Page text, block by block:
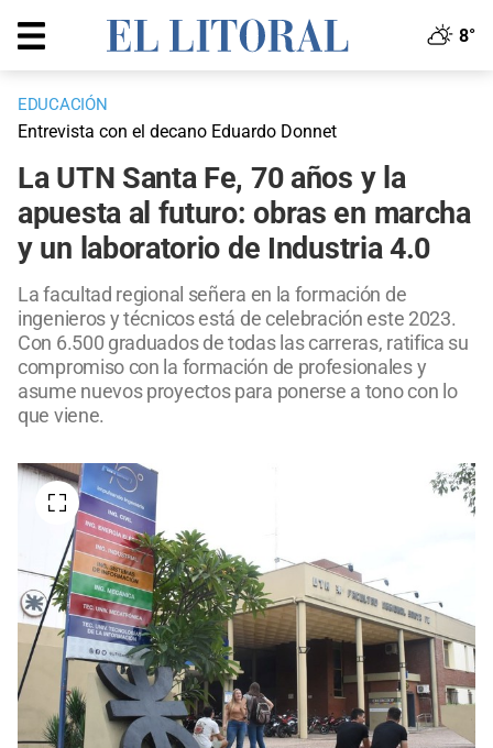
8°
EDUCACIÓN
Entrevista con el decano Eduardo Donnet
La UTN Santa Fe, 70 años y la
apuesta al futuro: obras en marcha
y un laboratorio de Industria 4.0
La facultad regional señera en la formación de
ingenieros y técnicos está de celebración este 2023.
Con 6.500 graduados de todas las carreras, ratifica su
compromiso con la formación de profesionales y
asume nuevos proyectos para ponerse a tono con lo
que viene.